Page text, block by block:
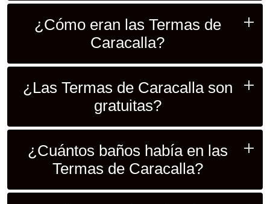
¿Cómo eran las Termas de
Caracalla?
¿Las Termas de Caracalla son
gratuitas?
¿Cuántos baños había en las
Termas de Caracalla?